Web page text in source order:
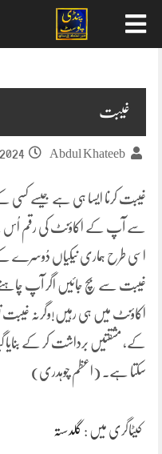
غیبت
Abdul Khateeb
غیبت کرنا ایسا ہی ہے جیسے کسی کے
سے آپ کے اکاؤنٹ کی رقم اُس
اسی طرح ہماری نیکیاں دُوسرے کے
غیبت سے بچ جائیں اگر آپ
اکاؤنٹ میں ہی رہیں!وگرنہ غیبت
کے، مشقتیں برداشت کر کے بنایا
سکتا ہے۔ (اعظم چوہدری)
کیٹاگری میں : گلدستہ